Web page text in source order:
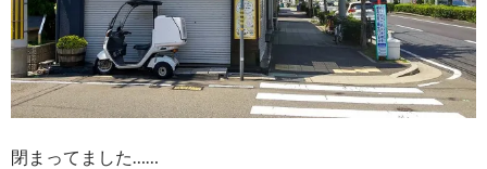
閉まってました……